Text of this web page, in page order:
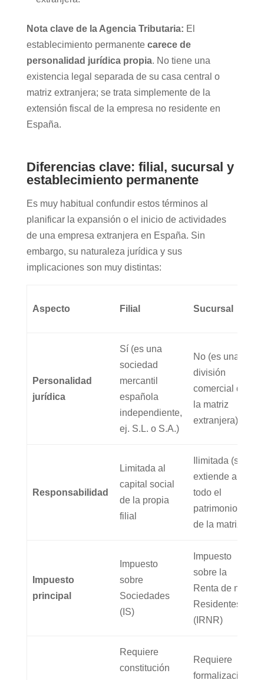
Nota clave de la Agencia Tributaria: El
establecimiento permanente carece de
personalidad jurídica propia. No tiene una
existencia legal separada de su casa central o
matriz extranjera; se trata simplemente de la
extensión fiscal de la empresa no residente en
España.
Diferencias clave: filial, sucursal y
establecimiento permanente
Es muy habitual confundir estos términos al
planificar la expansión o el inicio de actividades
de una empresa extranjera en España. Sin
embargo, su naturaleza jurídica y sus
implicaciones son muy distintas:
Aspecto Filial Sucursal
Personalidad
jurídica
Sí (es una
sociedad
mercantil
española
independiente,
ej. S.L. o S.A.)
No (es una
división
comercial de
la matriz
extranjera)
Responsabilidad
Limitada al
capital social
de la propia
filial
Ilimitada (se
extiende a
todo el
patrimonio
de la matriz)
Impuesto
principal
Impuesto
sobre
Sociedades
(IS)
Impuesto
sobre la
Renta de no
Residentes
(IRNR)
Requiere
constitución
Requiere
formalización